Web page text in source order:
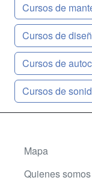
Cursos de
Cursos de
Cursos de
Cursos de
Mapa
Quienes somos